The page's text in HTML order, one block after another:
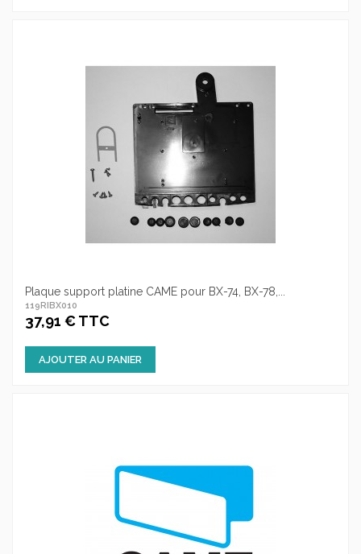
Plaque support platine CAME pour BX-74, BX-78,...
119RIBX010
37,91 € TTC
AJOUTER AU PANIER